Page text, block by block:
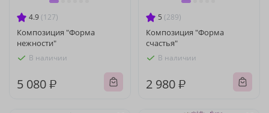
4.9 (127)
Композиция "Форма
нежности"
В наличии
5 080 ₽
5 (289)
Композиция "Форма
счастья"
В наличии
2 980 ₽